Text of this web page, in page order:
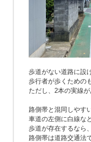
歩道がない道路に設
歩行者が歩くための
ただし、2本の実線
路側帯と混同しやす
車道の左側に白線な
歩道が存在するなら
路側帯は道路交通法